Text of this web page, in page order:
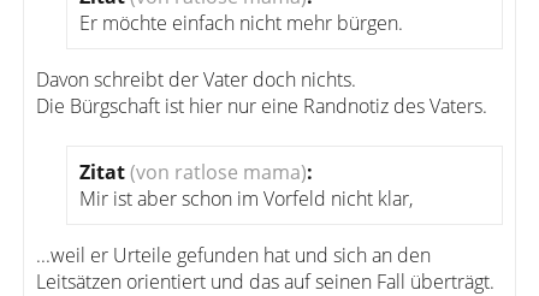
Er möchte einfach nicht mehr bürgen.
Davon schreibt der Vater doch nichts.
Die Bürgschaft ist hier nur eine Randnotiz des Vaters.
Zitat(von ratlose mama):
Mir ist aber schon im Vorfeld nicht klar,
...weil er Urteile gefunden hat und sich an den
Leitsätzen orientiert und das auf seinen Fall überträgt.